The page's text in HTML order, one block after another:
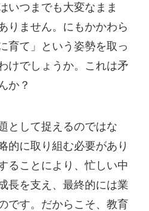
いつまでも大変なまま
りません。にもかかわら
育て」という姿勢を取っ
けでしょうか。これは矛
か？
として捉えるのではな
的に取り組む必要があり
ることにより、忙しい中
長を支え、最終的には業
です。だからこそ、教育